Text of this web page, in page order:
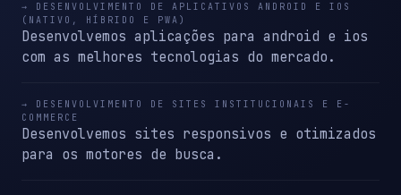
→ DESENVOLVIMENTO DE APLICATIVOS ANDROID E IOS
(NATIVO, HÍBRIDO E PWA)
Desenvolvemos aplicações para android e ios
com as melhores tecnologias do mercado.
→ DESENVOLVIMENTO DE SITES INSTITUCIONAIS E E-
COMMERCE
Desenvolvemos sites responsivos e otimizados
para os motores de busca.